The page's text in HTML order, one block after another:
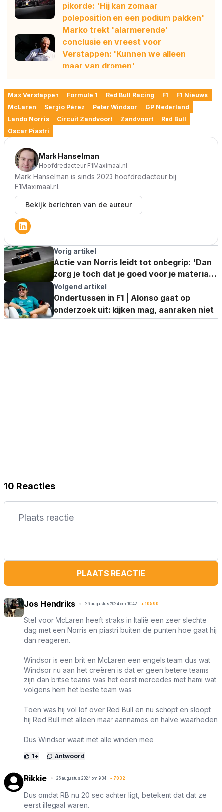
pikorde: 'Hij kan zomaar
poleposition en een podium pakken'
Marko trekt 'alarmerende'
conclusie en vreest voor
Verstappen: 'Kunnen we alleen
maar van dromen'
Max Verstappen Formule 1 Red Bull Racing F1
F1 Nieuws
McLaren
Sergio Pérez Peter Windsor
GP Nederland
Lando Norris
Circuit Zandvoort Zandvoort
Red Bull
Oscar Piastri
Mark Hanselman
Hoofdredacteur F1Maximaal.nl
Mark Hanselman is sinds 2023 hoofdredacteur bij
F1Maximaal.nl.
Bekijk berichten van de auteur
Vorig artikel
Actie van Norris leidt tot onbegrip: 'Dan
zorg je toch dat je goed voor je materiaal
zorgt?'
Volgend artikel
Ondertussen in F1 | Alonso gaat op
onderzoek uit: kijken mag, aanraken niet
10 Reacties
PLAATS REACTIE
Jos Hendriks 26 augustus 2024 om 10:42 + 10590
Stel voor McLaren heeft straks in Italië een zeer slechte
dag met een Norris en piastri buiten de punten hoe gaat hij
dan reageren.
Windsor is een brit en McLaren een engels team dus wat
Windsor nu aan het creëren is dat er geen betere teams
zijn dan britse teams was het eerst mercedes met hami wat
volgens hem het beste team was
Toen was hij vol lof over Red Bull en nu schopt en sloopt
hij Red Bull met alleen maar aannames en halve waarheden
Dus Windsor waait met alle winden mee
1+ Antwoord
Rikkie 26 augustus 2024 om 9:34 + 7032
Dus omdat RB nu 20 sec achter ligt, betekent dat dat ze
eerst illegaal waren.